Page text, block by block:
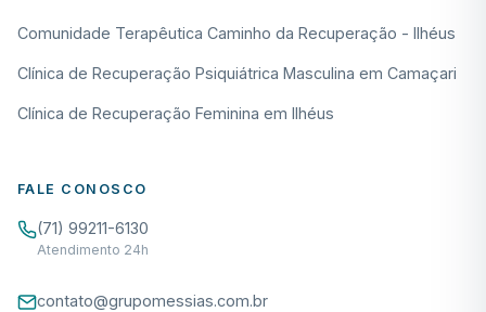
Comunidade Terapêutica Caminho da Recuperação - Ilhéus
Clínica de Recuperação Psiquiátrica Masculina em Camaçari
Clínica de Recuperação Feminina em Ilhéus
FALE CONOSCO
(71) 99211-6130
Atendimento 24h
contato@grupomessias.com.br